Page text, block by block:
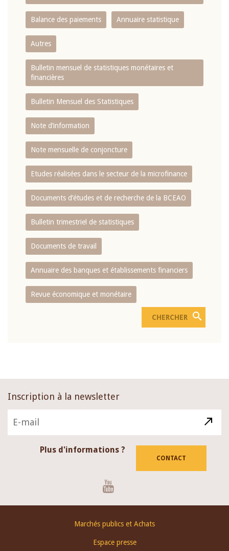
Balance des paiements Annuaire statistique
Autres
Bulletin mensuel de statistiques monétaires et
financières
Bulletin Mensuel des Statistiques
Note d’information
Note mensuelle de conjoncture
Etudes réalisées dans le secteur de la microfinance
Documents d’études et de recherche de la BCEAO
Bulletin trimestriel de statistiques
Documents de travail
Annuaire des banques et établissements financiers
Revue économique et monétaire
Inscription à la newsletter
Plus d'informations ?
CONTACT
Marchés publics et Achats
Espace presse